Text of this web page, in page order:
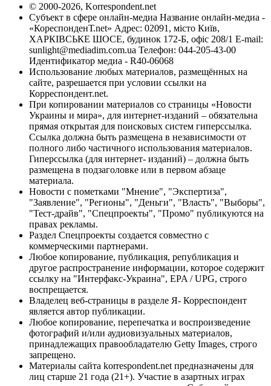
© 2000-2026, Korrespondent.net
Субъект в сфере онлайн-медиа Название онлайн-медиа -
«КореспонденТ.net» Адрес: 02091, місто Київ,
ХАРКІВСЬКЕ ШОСЕ, будинок 172-Б, офіс 208/1 E-mail:
sunlight@mediadim.com.ua Телефон: 044-205-43-00
Идентификатор медиа - R40-06068
Использование любых материалов, размещённых на
сайте, разрешается при условии ссылки на
Корреспондент.net.
При копировании материалов со страницы «Новости
Украины и мира», для интернет-изданий – обязательна
прямая открытая для поисковых систем гиперссылка.
Ссылка должна быть размещена в независимости от
полного либо частичного использования материалов.
Гиперссылка (для интернет- изданий) – должна быть
размещена в подзаголовке или в первом абзаце
материала.
Новости с пометками "Мнение", "Экспертиза",
"Заявление", "Регионы", "Деньги", "Власть", "Выборы",
"Тест-драйв", "Спецпроекты", "Промо" публикуются на
правах рекламы.
Раздел Спецпроекты создается совместно с
коммерческими партнерами.
Любое копирование, публикация, републикация и
другое распространение информации, которое содержит
ссылку на "Интерфакс-Украина", EPA / UPG, строго
воспрещается.
Владелец веб-страницы в разделе Я- Корреспондент
является автор публикации.
Любое копирование, перепечатка и воспроизведение
фотографий и/или аудиовизуальных материалов,
принадлежащих правообладателю Getty Images, строго
запрещено.
Материалы сайта korrespondent.net предназначены для
лиц старше 21 года (21+). Участие в азартных играх